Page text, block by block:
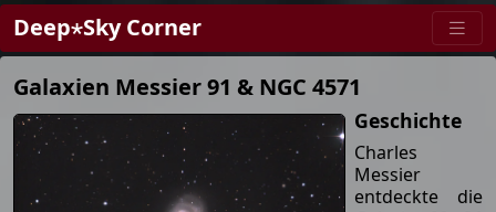
Deep⋆Sky Corner
Galaxien Messier 91 & NGC 4571
Geschichte
Charles
Messier
entdeckte die